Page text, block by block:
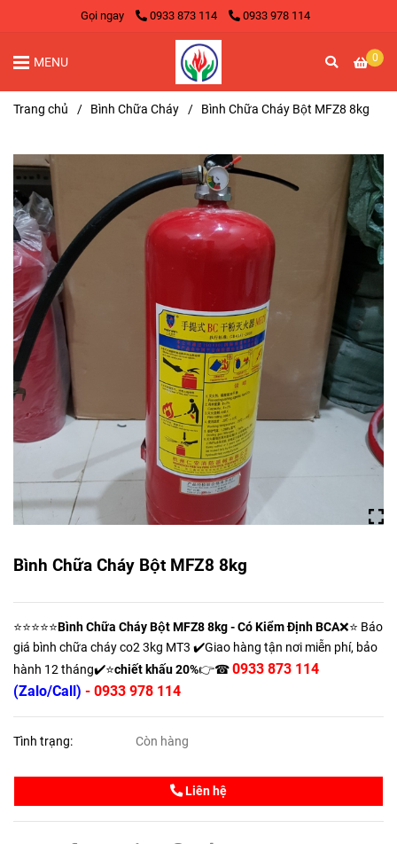
Gọi ngay 0933 873 114 0933 978 114
0
MENU
Trang chủ / Bình Chữa Cháy / Bình Chữa Cháy Bột MFZ8 8kg
Bình Chữa Cháy Bột MFZ8 8kg
⭐⭐⭐⭐⭐Bình Chữa Cháy Bột MFZ8 8kg- Có Kiểm Định BCA❌⭐ Báo
giá bình chữa cháy co2 3kg MT3 ✔️Giao hàng tận nơi miễn phí, bảo
hành 12 tháng✔️⭐chiết khấu 20%👉☎0933 873 114
(Zalo/Call) - 0933 978 114
Tình trạng: Còn hàng
Liên hệ